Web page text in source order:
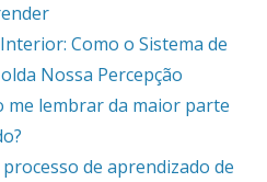
Como o Sistema de
Nossa Percepção
me lembrar da maior parte
de aprendizado de